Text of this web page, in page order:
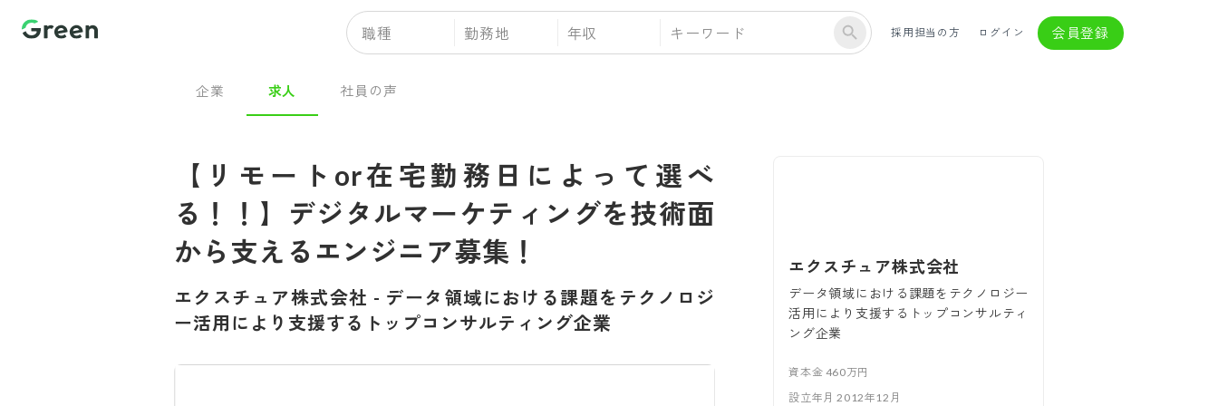
職種 勤務地 年収 採用担当の方 ログイン 会員登録
企業 求人 社員の声
【リモートor在宅勤務日によって選べ
る！！】デジタルマーケティングを技術面
から支えるエンジニア募集！
エクスチュア株式会社 - データ領域における課題をテクノロジ
ー活用により支援するトップコンサルティング企業
エクスチュア株式会社
データ領域における課題をテクノロジー
活用により支援するトップコンサルティ
ング企業
資本金 460万円
設立年月 2012年12月